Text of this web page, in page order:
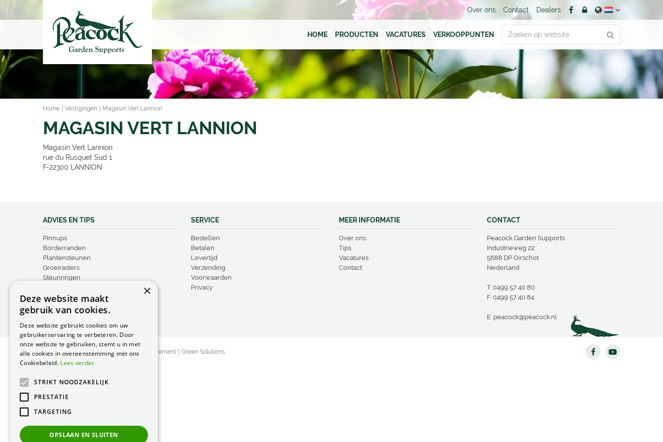
Home Vestigingen Magasin Vert Lannion
Over ons Contact Dealers
HOME PRODUCTEN VACATURES VERKOOPPUNTEN
MAGASIN VERT LANNION
Magasin Vert Lannion
rue du Rusquet Sud 1
F-22300
LANNION
ADVIES EN TIPS
Pinnups
Borderranden
Plantensteunen
Groeirasters
Steunringen
SERVICE
Bestellen
Betalen
Levertijd
Verzending
Voorwaarden
Privacy
MEER INFORMATIE
Over ons
Tips
Vacatures
Contact
CONTACT
Peacock Garden Supports
Industrieweg 22
5688 DP Oirschot
Nederland
T. 0499 57 40 80
F. 0499 57 40 84
E. peacock@peacock.nl
© Peacock Garden Supports Privacy Statement Green Solutions
×
Deze website maakt
gebruik van cookies.
Deze website gebruikt cookies om uw
gebruikerservaring te verbeteren. Door
onze website te gebruiken, stemt u in met
alle cookies in overeenstemming met ons
Cookiebeleid. Lees verder
STRIKT NOODZAKELIJK
PRESTATIE
TARGETING
OPSLAAN EN SLUITEN